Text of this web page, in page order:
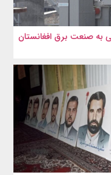
به صنعت برق افغانستان